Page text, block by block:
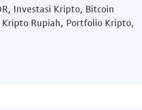
Investasi Kripto, Bitcoin
Rupiah, Portfolio Kripto,